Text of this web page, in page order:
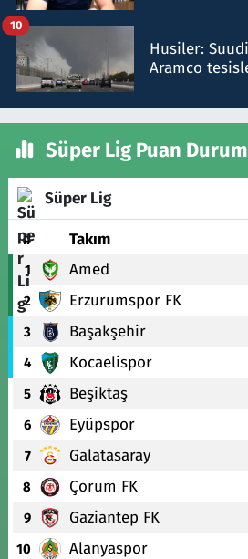
Husiler:
Aramco
10
Süper Lig Puan
Süper Lig
# Takım
1 Amed
2 Erzurumspor FK
3 Başakşehir
4 Kocaelispor
5 Beşiktaş
6 Eyüpspor
7 Galatasaray
8 Çorum FK
9 Gaziantep FK
10 Alanyaspor